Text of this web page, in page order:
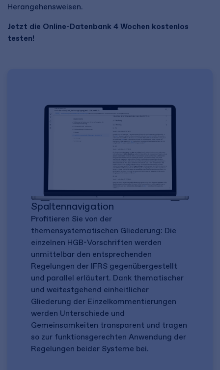
Herangehensweisen.
Jetzt die Online-Datenbank 4 Wochen kostenlos
testen!
Spaltennavigation
Profitieren Sie von der
themensystematischen Gliederung: Die
einzelnen HGB-Vorschriften werden
unmittelbar den entsprechenden
Regelungen der IFRS gegenübergestellt
und parallel erläutert. Dank thematischer
und weitestgehend einheitlicher
Gliederung der Einzelkommentierungen
werden Unterschiede und
Gemeinsamkeiten transparent und tragen
so zur funktionsgerechten Anwendung der
Regelungen beider Systeme bei.